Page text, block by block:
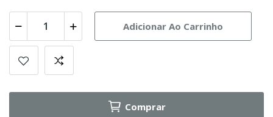
Adicionar Ao Carrinho
Comprar